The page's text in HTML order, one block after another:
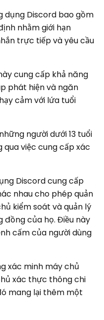
dụng Discord bao gồm
nhằm giới hạn
trực tiếp và yêu cầu
cung cấp khả năng
phát hiện và ngăn
cảm với lứa tuổi
người dưới 13 tuổi
việc cung cấp xác
Discord cung cấp
nhau cho phép quản
kiểm soát và quản lý
đồng của họ. Điều này
cấm của người dùng
xác minh máy chủ
xác thực thông chi
mang lại thêm một